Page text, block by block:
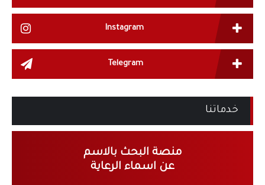
Instagram
Telegram
خدماتنا
منصة البحث بالاسم
عن اسماء الرعاية